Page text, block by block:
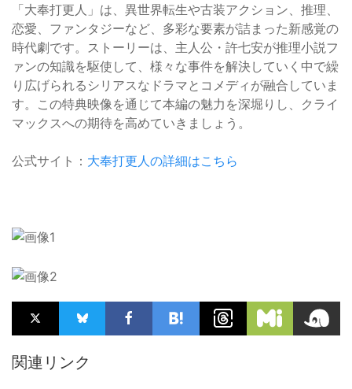
「大奉打更人」は、異世界転生や古装アクション、推理、
恋愛、ファンタジーなど、多彩な要素が詰まった新感覚の
時代劇です。ストーリーは、主人公・許七安が推理小説フ
ァンの知識を駆使して、様々な事件を解決していく中で繰
り広げられるシリアスなドラマとコメディが融合していま
す。この特典映像を通じて本編の魅力を深堀りし、クライ
マックスへの期待を高めていきましょう。
公式サイト： 大奉打更人の詳細はこちら
関連リンク